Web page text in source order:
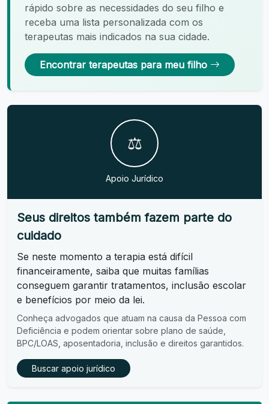
rápido sobre as necessidades do seu filho e
receba uma lista personalizada com os
terapeutas mais indicados na sua cidade.
Encontrar terapeutas para meu filho
⚖️
Apoio Jurídico
Seus direitos também fazem parte do
cuidado
Se neste momento a terapia está difícil
financeiramente, saiba que muitas famílias
conseguem garantir tratamentos, inclusão escolar
e benefícios por meio da lei.
Conheça advogados que atuam na causa da Pessoa com
Deficiência e podem orientar sobre plano de saúde,
BPC/LOAS, aposentadoria, inclusão e direitos garantidos.
Buscar apoio jurídico